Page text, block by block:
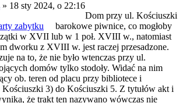
» 18 sty 2024, o 22:16
Dom przy ul. Kościuszki
zabytku
barokowe piwnice, co mogłoby
w XVII lub w 1 poł. XVIII w., natomiast
dworku z XVIII w. jest raczej przesadzone.
na to, że nie było wtenczas przy ul.
domów tylko stodoły. Widać na nim
ob. teren od placu przy bibliotece i
Kościuszki 3) do Kościuszki 5. Z tytułów akt i
że trakt ten nazywano wówczas nie